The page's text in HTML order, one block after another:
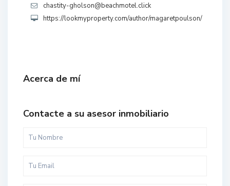
chastity-gholson@beachmotel.click
https://lookmyproperty.com/author/magaretpoulson/
Acerca de mí
Contacte a su asesor inmobiliario